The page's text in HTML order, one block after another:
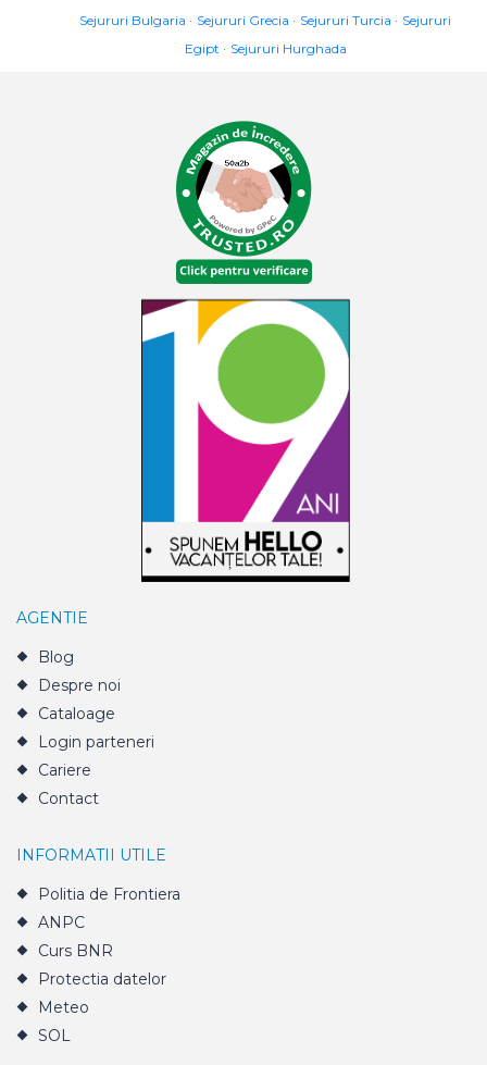
Sejururi Bulgaria Sejururi Grecia Sejururi Turcia
Sejururi
Egipt
Sejururi Hurghada
AGENTIE
Blog
Despre noi
Cataloage
Login parteneri
Cariere
Contact
INFORMATII UTILE
Politia de Frontiera
ANPC
Curs BNR
Protectia datelor
Meteo
SOL